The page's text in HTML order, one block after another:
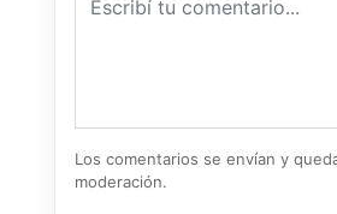
Los comentarios se envían y
moderación.